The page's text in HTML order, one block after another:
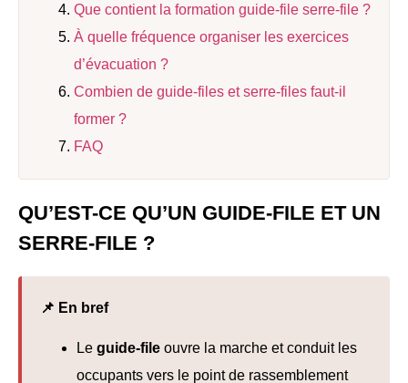
Que contient la formation guide-file serre-file ?
À quelle fréquence organiser les exercices
d’évacuation ?
Combien de guide-files et serre-files faut-il
former ?
FAQ
QU’EST-CE QU’UN GUIDE-FILE ET UN
SERRE-FILE ?
📌 En bref
Le guide-file ouvre la marche et conduit les
occupants vers le point de rassemblement